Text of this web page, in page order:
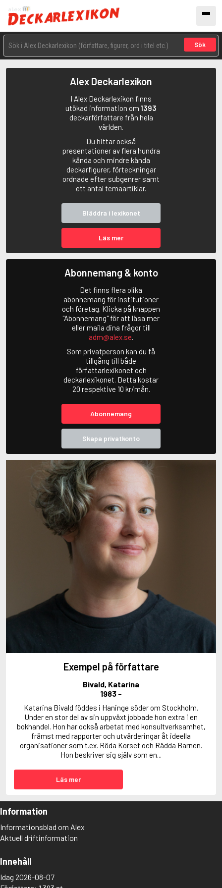
Sök
Alex Deckarlexikon
I Alex Deckarlexikon finns
utökad information om 1393
deckarförfattare från hela
världen.
Du hittar också
presentationer av flera hundra
kända och mindre kända
deckarfigurer, förteckningar
ordnade efter subgenrer samt
ett antal temaartiklar.
Bläddra i lexikonet
Läs mer
Abonnemang & konto
Det finns flera olika
abonnemang för institutioner
och företag. Klicka på knappen
"Abonnemang" för att läsa mer
eller maila dina frågor till
adm@alex.se.
Som privatperson kan du få
tillgång till både
författarlexikonet och
deckarlexikonet. Detta kostar
20 respektive 10 kr/mån.
Abonnemang
Skapa privatkonto
Exempel på författare
Bivald, Katarina
1983 -
Katarina Bivald föddes i Haninge söder om Stockholm.
Under en stor del av sin uppväxt jobbade hon extra i en
bokhandel. Hon har också arbetat med konsultverksamhet,
främst med rapporter och utvärderingar åt ideella
organisationer som t.ex. Röda Korset och Rädda Barnen.
Hon beskriver sig själv som en...
Läs mer
Information
Informationsblad om Alex
Aktuell driftinformation
Innehåll
Idag 2026-08-07